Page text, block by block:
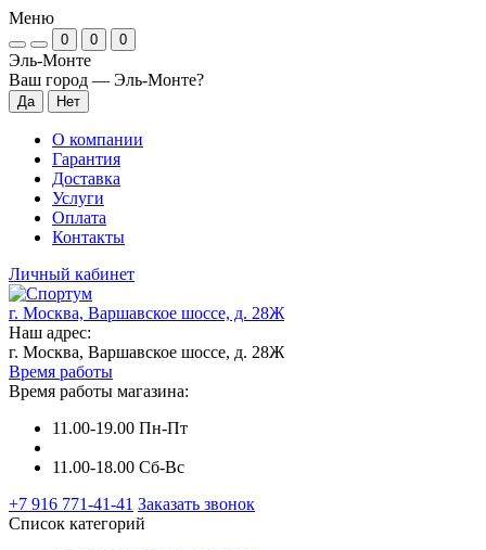
Меню
0 0 0
Эль-Монте
Ваш город — Эль-Монте?
О компании
Гарантия
Доставка
Услуги
Оплата
Контакты
Личный кабинет
г. Москва, Варшавское шоссе, д. 28Ж
Наш адрес:
г. Москва, Варшавское шоссе, д. 28Ж
Время работы
Время работы магазина:
11.00-19.00 Пн-Пт
11.00-18.00 Сб-Вс
+7 916 771-41-41 Заказать звонок
Список категорий